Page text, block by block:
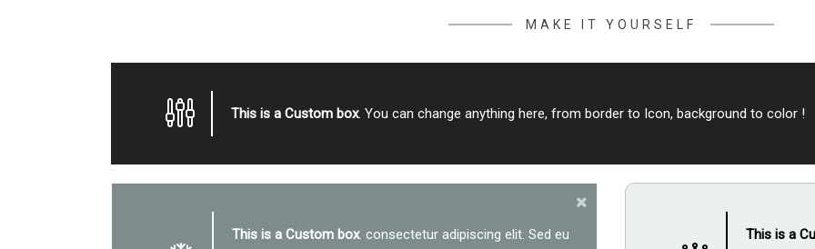
MAKE IT YOURSELF
This is a Custom box. You can change anything here, from border to Icon, background to color !
This is a Custom box. consectetur adipiscing elit. Sed eu
This is a